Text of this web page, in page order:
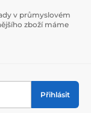
v průmyslovém
zboží máme
Přihlásit